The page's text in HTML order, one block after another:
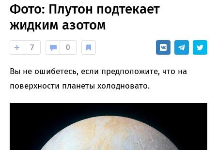
Фото: Плутон подтекает
жидким азотом
7 0
Вы не ошибетесь, если предположите, что на
поверхности планеты холодновато.